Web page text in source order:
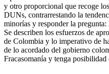
y otro proporcional que recoge
DUNs, contrarrestando la
minorías y responder la pregunta:
Se describen los esfuerzos de
de Colombia y lo imperativo de
de lo acordado del gobierno
Fracasomanía y tenga posibilidad